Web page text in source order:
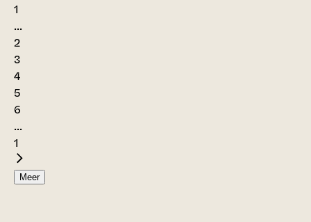
1
...
2
3
4
5
6
...
1
Meer